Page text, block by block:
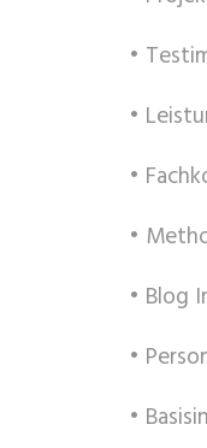
•
•
•
•
• Blog
•
•